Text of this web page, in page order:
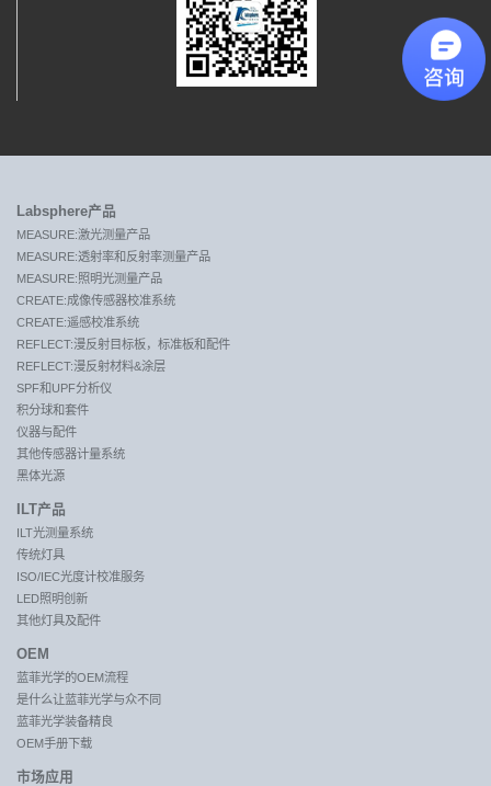
Labsphere产品
MEASURE:激光测量产品
MEASURE:透射率和反射率测量产品
MEASURE:照明光测量产品
CREATE:成像传感器校准系统
CREATE:遥感校准系统
REFLECT:漫反射目标板，标准板和配件
REFLECT:漫反射材料&涂层
SPF和UPF分析仪
积分球和套件
仪器与配件
其他传感器计量系统
黑体光源
ILT产品
ILT光测量系统
传统灯具
ISO/IEC光度计校准服务
LED照明创新
其他灯具及配件
OEM
蓝菲光学的OEM流程
是什么让蓝菲光学与众不同
蓝菲光学装备精良
OEM手册下载
市场应用